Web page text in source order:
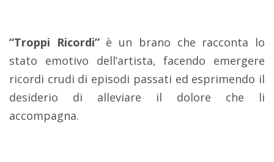
“Troppi Ricordi”è un brano che racconta lo
stato emotivo dell’artista, facendo emergere
ricordi crudi di episodi passati ed esprimendo il
desiderio di alleviare il dolore che li
accompagna.